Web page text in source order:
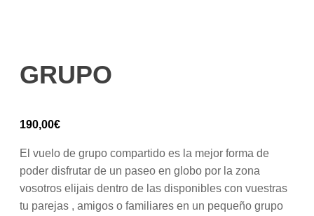
GRUPO
190,00€
El vuelo de grupo compartido es la mejor forma de
poder disfrutar de un paseo en globo por la zona
vosotros elijais dentro de las disponibles con vuestras
tu parejas , amigos o familiares en un pequeño grupo